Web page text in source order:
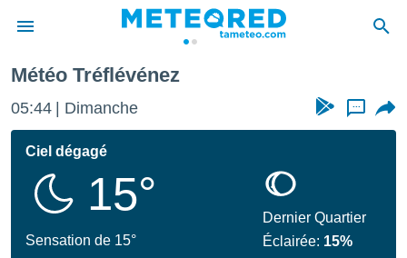
de
Météo Tréflévénez
05:44 Dimanche ...
Ciel dégagé
15°
Sensation de 15°
Dernier Quartier
Éclairée: 15%